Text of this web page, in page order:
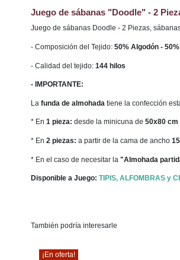
Juego de sábanas "Doodle" - 2
Juego de sábanas Doodle - 2 Piezas,
- Composición del Tejido: 50% Algodón -
- Calidad del tejido: 144 hilos
- IMPORTANTE:
La funda de almohada tiene la confección
* En 1 pieza: desde la minicuna de 50x80 cm
* En 2 piezas: a partir de la cama de ancho
* En el caso de necesitar la "Almohada
Disponible a Juego: TIPIS, ALFOMBRAS y
También podría interesarle
¡En oferta!